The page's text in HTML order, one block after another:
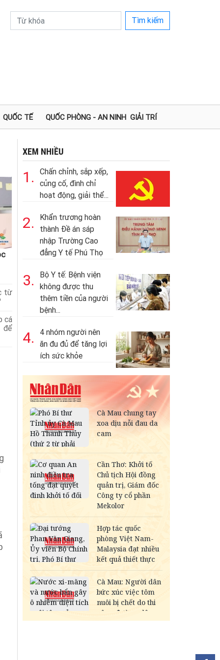
Tìm kiếm
QUỐC TẾ QUỐC PHÒNG - AN NINH GIẢI TRÍ
từ
cá
để
XEM NHIỀU
1.
Chấn chỉnh, sắp xếp,
củng cố, đình chỉ
hoạt động, giải thể...
2.
Khẩn trương hoàn
thành Đề án sáp
nhập Trường Cao
đẳng Y tế Phú Thọ
3.
Bộ Y tế: Bệnh viện
không được thu
thêm tiền của người
bệnh...
4.
4 nhóm người nên
ăn đu đủ để tăng lợi
ích sức khỏe